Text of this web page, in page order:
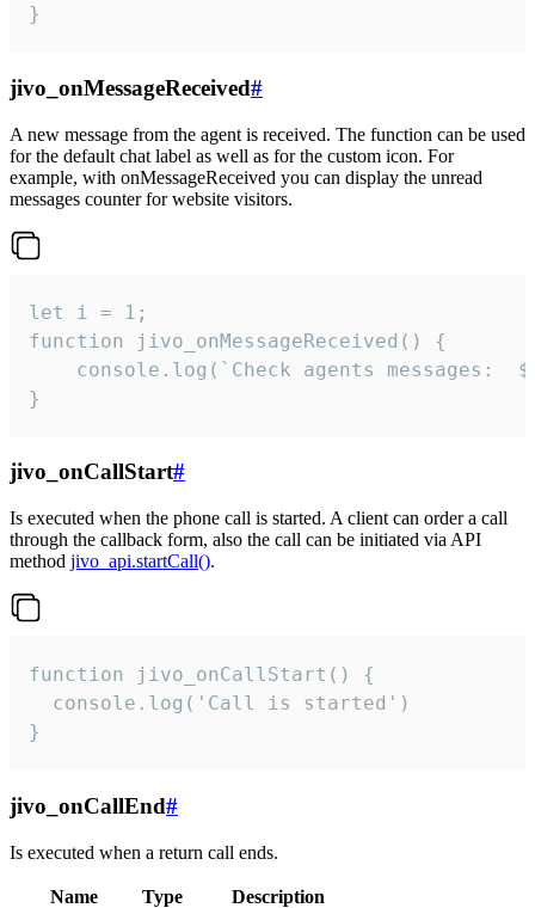
}
jivo_onMessageReceived#
A new message from the agent is received. The function can be used
for the default chat label as well as for the custom icon. For
example, with onMessageReceived you can display the unread
messages counter for website visitors.
let i = 1;
function jivo_onMessageReceived() {
}
jivo_onCallStart#
Is executed when the phone call is started. A client can order a call
through the callback form, also the call can be initiated via API
method jivo_api.startCall().
function jivo_onCallStart() {
  console.log('Call is started')
}
jivo_onCallEnd#
Is executed when a return call ends.
Name Type
Description